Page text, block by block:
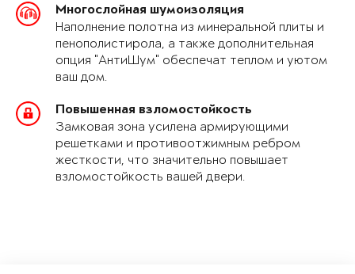
Многослойная шумоизоляция
Наполнение полотна из минеральной плиты и
пенополистирола, а также дополнительная
опция "АнтиШум" обеспечат теплом и уютом
ваш дом.
Повышенная взломостойкость
Замковая зона усилена армирующими
решетками и противоотжимным ребром
жесткости, что значительно повышает
взломостойкость вашей двери.